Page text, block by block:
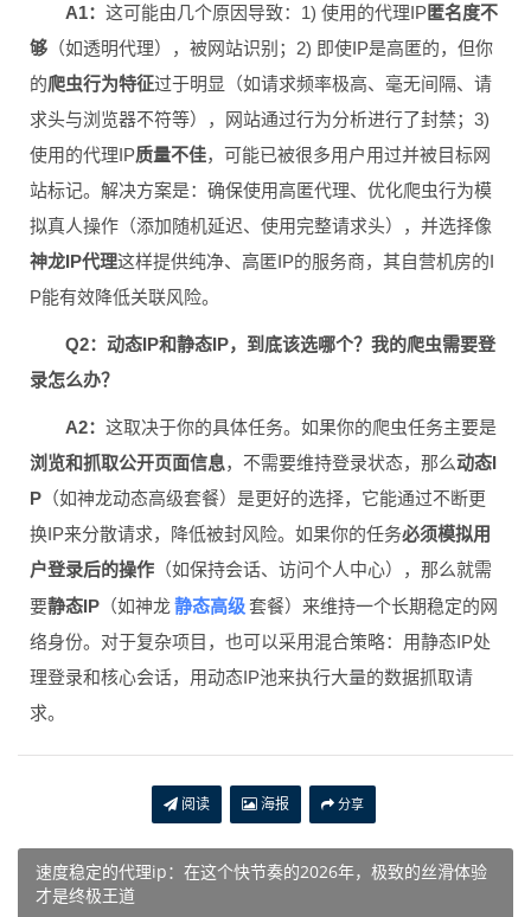
A1： 这可能由几个原因导致：1) 使用的代理IP匿名度不
够 （如透明代理），被网站识别；2) 即使IP是高匿的，但你
的爬虫行为特征过于明显（如请求频率极高、毫无间隔、请
求头与浏览器不符等），网站通过行为分析进行了封禁；3)
使用的代理IP质量不佳，可能已被很多用户用过并被目标网
站标记。解决方案是：确保使用高匿代理、优化爬虫行为模
拟真人操作（添加随机延迟、使用完整请求头），并选择像
神龙IP代理这样提供纯净、高匿IP的服务商，其自营机房的I
P能有效降低关联风险。
Q2：动态IP和静态IP，到底该选哪个？我的爬虫需要登
录怎么办？
A2： 这取决于你的具体任务。如果你的爬虫任务主要是
浏览和抓取公开页面信息，不需要维持登录状态，那么动态I
P （如神龙动态高级套餐）是更好的选择，它能通过不断更
换IP来分散请求，降低被封风险。如果你的任务必须模拟用
户登录后的操作 （如保持会话、访问个人中心），那么就需
要静态IP （如神龙静态高级 套餐）来维持一个长期稳定的网
络身份。对于复杂项目，也可以采用混合策略：用静态IP处
理登录和核心会话，用动态IP池来执行大量的数据抓取请
求。
阅读 海报 分享
速度稳定的代理ip：在这个快节奏的2026年，极致的丝滑体验
才是终极王道